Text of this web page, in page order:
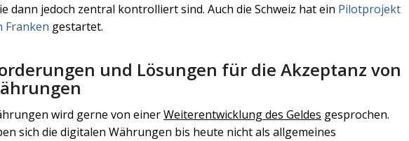
dann jedoch zentral kontrolliert sind. Auch die Schweiz hat ein Pilotprojekt
Franken gestartet.
und Lösungen für die Akzeptanz von
wird gerne von einerWeiterentwicklung des Geldes gesprochen.
sich die digitalen Währungen bis heute nicht als allgemeines